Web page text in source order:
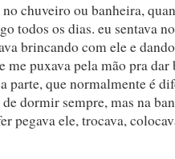
chuveiro ou banheira,
todos os dias. eu sentava
brincando com ele e
me puxava pela mão pra
parte, que normalmente é
dormir sempre, mas na
pegava ele, trocava,